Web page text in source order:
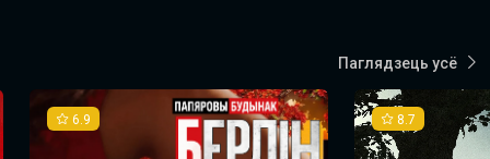
Паглядзець усё
6.9 8.7